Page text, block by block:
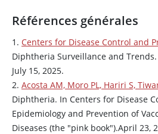
Références générales
1. Centers for Disease Control and
Diphtheria Surveillance and Trends.
July 15, 2025.
2. Acosta AM, Moro PL, Hariri S,
Diphtheria. In Centers for Disease
Epidemiology and Prevention of
Diseases (the "pink book").April 23,